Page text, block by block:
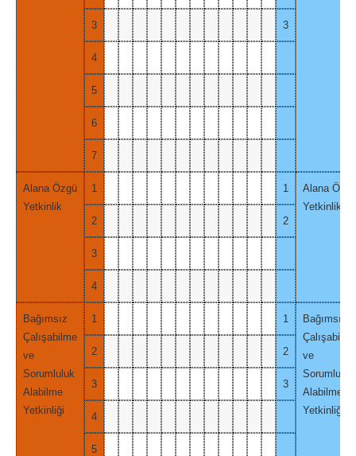
3 3
4
5
6
7
Alana Özgü
Yetkinlik
1 1
Alana Özgü
Yetkinlik
2
2
3
4
Bağımsız
Çalışabilme
ve
Sorumluluk
Alabilme
Yetkinliği
1 1
Bağımsız
Çalışabilme
ve
Sorumluluk
Alabilme
Yetkinliği
2 2
3 3
4
5